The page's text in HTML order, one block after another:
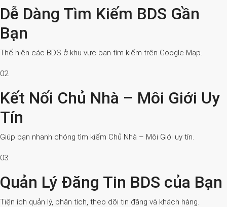
Dễ Dàng Tìm Kiếm BDS Gần
Bạn
Thể hiện các BDS ở khu vực bạn tìm kiếm trên Google Map.
02.
Kết Nối Chủ Nhà – Môi Giới Uy
Tín
Giúp bạn nhanh chóng tìm kiếm Chủ Nhà – Môi Giới uy tín.
03.
Quản Lý Đăng Tin BDS của Bạn
Tiện ích quản lý, phân tích, theo dõi tin đăng và khách hàng.